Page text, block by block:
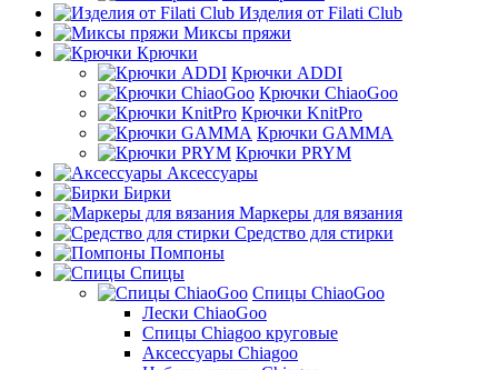
Изделия от Filati Club
Миксы пряжи
Крючки
Крючки ADDI
Крючки ChiaoGoo
Крючки KnitPro
Крючки GAMMA
Крючки PRYM
Аксессуары
Бирки
Маркеры для вязания
Средство для стирки
Помпоны
Спицы
Спицы ChiaoGoo
Лески ChiaoGoo
Cпицы Сhiagoo круговые
Аксессуары Chiagoo